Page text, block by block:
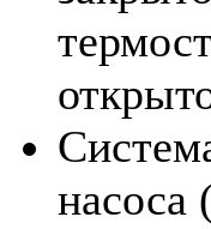
насоса